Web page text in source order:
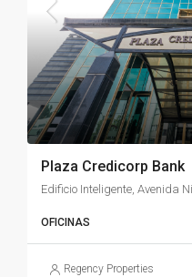
Plaza Credicorp Bank
OFICINAS
Regency Properties